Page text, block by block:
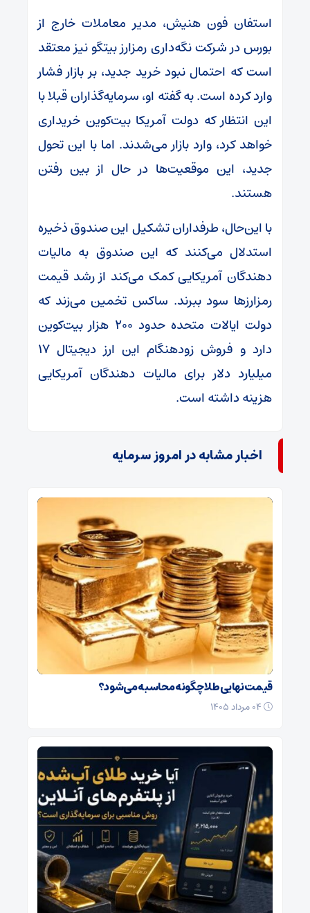
استفان فون هنیش، مدیر معاملات خارج از
بورس در شرکت نگه‌داری رمزارز بیتگو نیز معتقد
است که احتمال نبود خرید جدید، بر بازار فشار
وارد کرده است. به گفته او، سرمایه‌گذاران قبلا با
این انتظار که دولت آمریکا بیت‌کوین خریداری
خواهد کرد، وارد بازار می‌شدند. اما با این تحول
جدید، این موقعیت‌ها در حال از بین رفتن
هستند.
با این‌حال، طرفداران تشکیل این صندوق ذخیره
استدلال می‌کنند که این صندوق به مالیات
دهندگان آمریکایی کمک می‌کند از رشد قیمت
رمزارزها سود ببرند. ساکس تخمین می‌زند که
دولت ایالات متحده حدود ۲۰۰ هزار بیت‌کوین
دارد و فروش زودهنگام این ارز دیجیتال ۱۷
میلیارد دلار برای مالیات دهندگان آمریکایی
هزینه داشته است.
اخبار مشابه در امروز سرمایه
قیمت نهایی طلا چگونه محاسبه می‌شود؟